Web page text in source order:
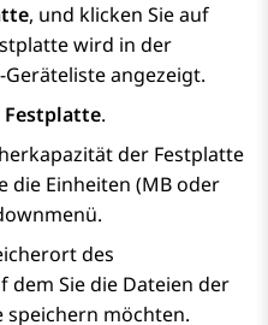
, und klicken Sie auf
wird in der
angezeigt.
Festplatte.
der Festplatte
die Einheiten (MB oder
des
dem Sie die Dateien der
möchten.